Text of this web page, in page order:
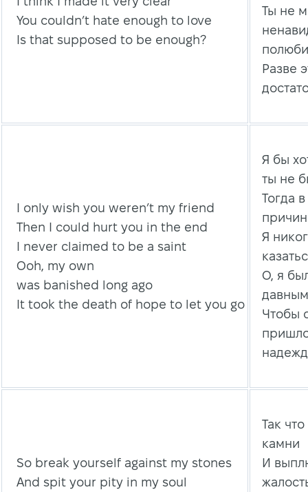
You couldn’t hate enough to love
Is that supposed to be enough?
Ты не
Разве
I only wish you weren’t my friend
Then I could hurt you in the end
I never claimed to be a saint
Ooh, my own
was banished long ago
It took the death of hope to let you go
Я бы
ты не
Тогда
Я
О, я
Чтобы
So break yourself against my stones
And spit your pity in my soul
Так
камни
И